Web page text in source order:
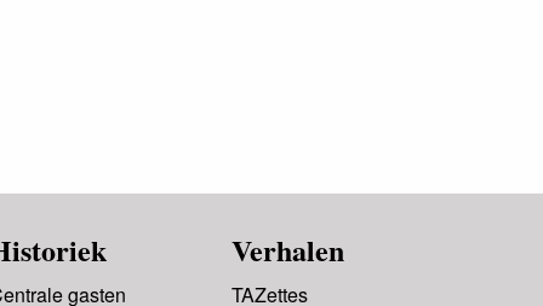
gasten
Verhalen
TAZettes